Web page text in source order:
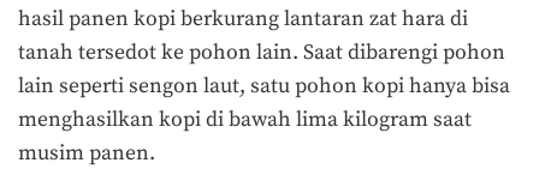
hasil panen kopi berkurang lantaran zat hara di
tanah tersedot ke pohon lain. Saat dibarengi pohon
lain seperti sengon laut, satu pohon kopi hanya bisa
menghasilkan kopi di bawah lima kilogram saat
musim panen.